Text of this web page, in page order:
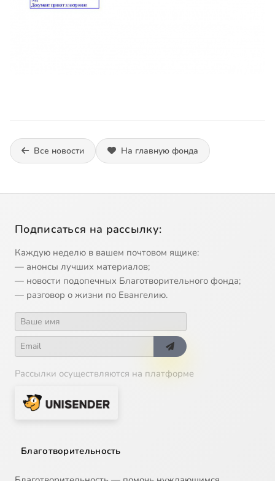
Все новости На главную фонда
Подписаться на рассылку:
Каждую неделю в вашем почтовом ящике:
— анонсы лучших материалов;
— новости подопечных Благотворительного фонда;
— разговор о жизни по Евангелию.
Рассылки осуществляются на платформе
Благотворительность